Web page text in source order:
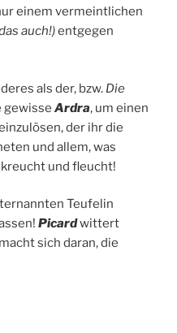
einem vermeintlichen
auch!)entgegen
als der, bzw. Die
gewisse Ardra, um einen
der ihr die
und allem, was
und fleucht!
Teufelin
Picardwittert
sich daran, die